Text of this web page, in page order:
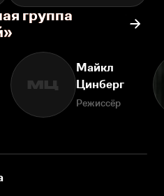
группа
МЦ
Майкл
Цинберг
Режиссёр